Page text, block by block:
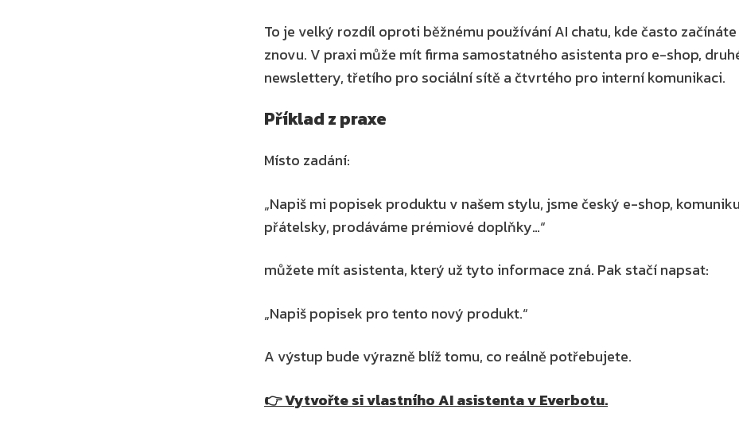
To je velký rozdíl oproti běžnému používání AI chatu, kde často
znovu. V praxi může mít firma samostatného asistenta pro e-shop,
newslettery, třetího pro sociální sítě a čtvrtého pro interní komunikaci.
Příklad z praxe
Místo zadání:
„Napiš mi popisek produktu v našem stylu, jsme český e-shop,
přátelsky, prodáváme prémiové doplňky…“
můžete mít asistenta, který už tyto informace zná. Pak stačí napsat:
„Napiš popisek pro tento nový produkt.“
A výstup bude výrazně blíž tomu, co reálně potřebujete.
👉 Vytvořte si vlastního AI asistenta v Everbotu.